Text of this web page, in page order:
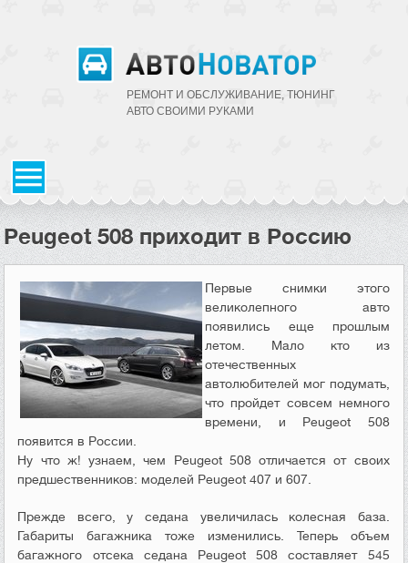
РЕМОНТ И ОБСЛУЖИВАНИЕ, ТЮНИНГ
АВТО CВОИМИ РУКАМИ
Peugeot 508 приходит в Россию
Первые снимки этого
великолепного авто
появились еще прошлым
летом. Мало кто из
отечественных
автолюбителей мог подумать,
что пройдет совсем немного
времени, и Peugeot 508
появится в России.
Ну что ж! узнаем, чем Peugeot 508 отличается от своих
предшественников: моделей Peugeot 407 и 607.
Прежде всего, у седана увеличилась колесная база.
Габариты багажника тоже изменились. Теперь объем
багажного отсека седана Peugeot 508 составляет 545